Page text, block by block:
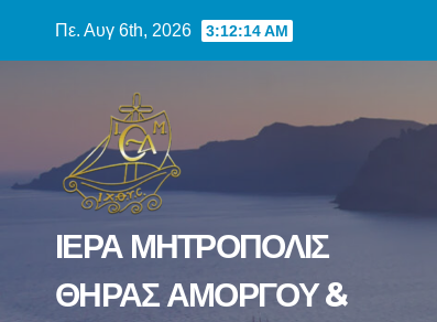
Πε. Αυγ 6th, 2026 3:12:15 AM
ΙΕΡΑ ΜΗΤΡΟΠΟΛΙΣ
ΘΗΡΑΣ ΑΜΟΡΓΟΥ &